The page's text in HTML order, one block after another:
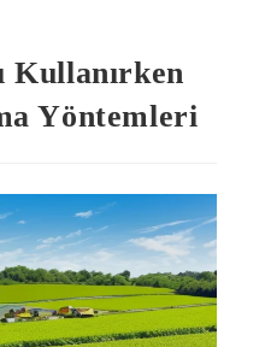
Kullanırken
Yöntemleri